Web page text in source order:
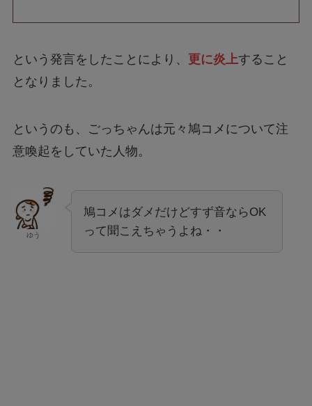
という発言をしたことにより、 更に炎上すること
となりました。
というのも、ごっちゃんは元々鳩コメについて注
意喚起をしていた人物。
ゆう
鳩コメはダメだけどすず音ならOK
って聞こえちゃうよね・・